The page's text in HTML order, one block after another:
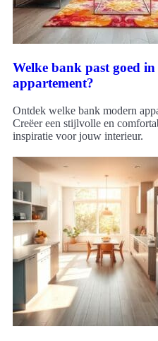
Welke bank past goed in
appartement?
Ontdek welke bank modern
Creëer een stijlvolle en
inspiratie voor jouw interieur.